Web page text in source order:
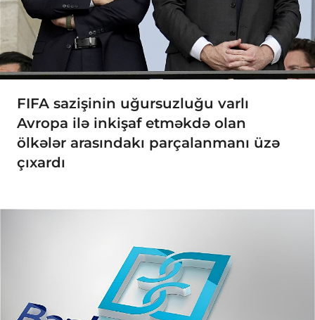
FIFA sazişinin uğursuzluğu varlı
Avropa ilə inkişaf etməkdə olan
ölkələr arasındakı parçalanmanı üzə
çıxardı